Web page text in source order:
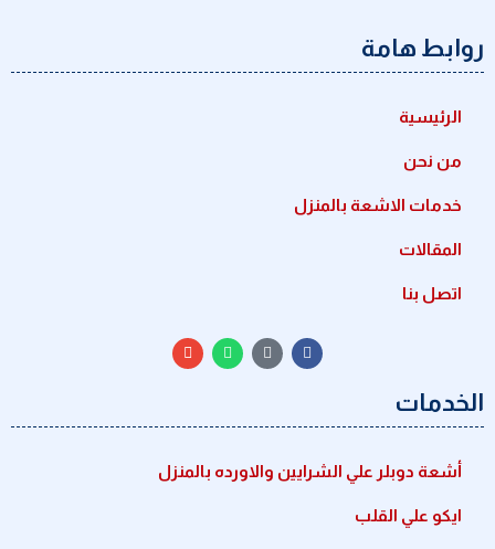
روابط هامة
الرئيسية
من نحن
خدمات الاشعة بالمنزل
المقالات
اتصل بنا
الخدمات
أشعة دوبلر علي الشرايين والاورده بالمنزل
ايكو علي القلب